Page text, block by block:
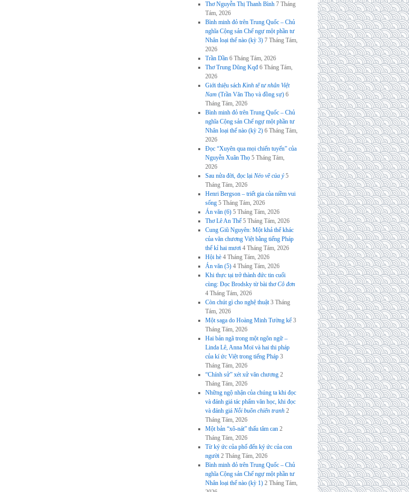
Thơ Nguyễn Thị Thanh Bình 7 Tháng
Tám, 2026
Bình minh đỏ trên Trung Quốc – Chủ
nghĩa Cộng sản Chế ngự một phần tư
Nhân loại thế nào (kỳ 3) 7 Tháng Tám,
2026
Trần Dần 6 Tháng Tám, 2026
Thơ Trung Dũng Kqđ 6 Tháng Tám,
2026
Giới thiệu sách Kinh tế tư nhân Việt
Nam (Trần Văn Thọ và đồng sự) 6
Tháng Tám, 2026
Bình minh đỏ trên Trung Quốc – Chủ
nghĩa Cộng sản Chế ngự một phần tư
Nhân loại thế nào (kỳ 2) 6 Tháng Tám,
2026
Đọc “Xuyên qua mọi chiến tuyến” của
Nguyễn Xuân Thọ 5 Tháng Tám,
2026
Sau nửa đời, đọc lại Nẻo về của ý 5
Tháng Tám, 2026
Henri Bergson – triết gia của niềm vui
sống 5 Tháng Tám, 2026
Án văn (6) 5 Tháng Tám, 2026
Thơ Lê An Thế 5 Tháng Tám, 2026
Cung Giũ Nguyên: Một khả thể khác
của văn chương Việt bằng tiếng Pháp
thế kỉ hai mươi 4 Tháng Tám, 2026
Hội hè 4 Tháng Tám, 2026
Án văn (5) 4 Tháng Tám, 2026
Khi thực tại trở thành đức tin cuối
cùng: Đọc Brodsky từ bài thơCô đơn
4 Tháng Tám, 2026
Còn chút gì cho nghệ thuật 3 Tháng
Tám, 2026
Một saga do Hoàng Minh Tường kể 3
Tháng Tám, 2026
Hai bản ngã trong một ngôn ngữ –
Linda Lê, Anna Moï và hai thi pháp
của kí ức Việt trong tiếng Pháp 3
Tháng Tám, 2026
“Chính sử” xét xử văn chương 2
Tháng Tám, 2026
Những ngộ nhận của chúng ta khi đọc
và đánh giá tác phẩm văn học, khi đọc
và đánh giá Nỗi buồn chiến tranh 2
Tháng Tám, 2026
Một bản “xô-nát” thấu tâm can 2
Tháng Tám, 2026
Từ ký ức của phố đến ký ức của con
người 2 Tháng Tám, 2026
Bình minh đỏ trên Trung Quốc – Chủ
nghĩa Cộng sản Chế ngự một phần tư
Nhân loại thế nào (kỳ 1) 2 Tháng Tám,